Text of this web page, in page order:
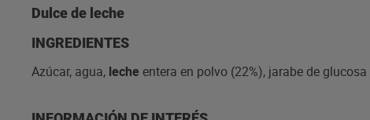
Dulce de leche
INGREDIENTES
Azúcar, agua, leche entera en polvo (22%), jarabe de